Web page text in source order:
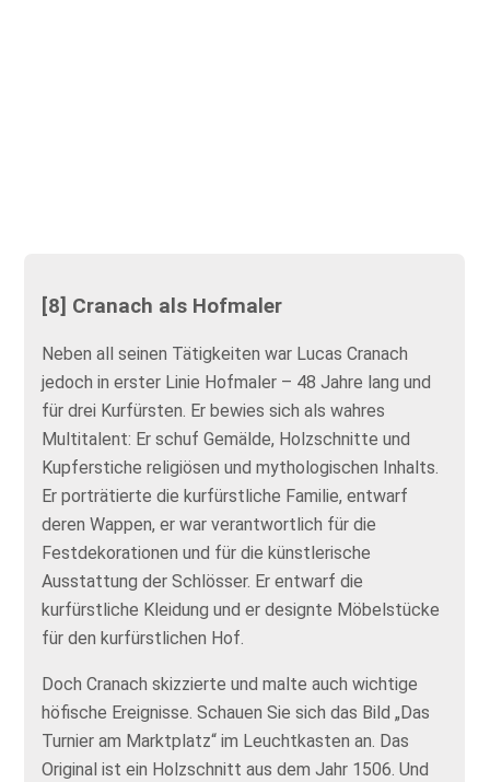
[8] Cranach als Hofmaler
Neben all seinen Tätigkeiten war Lucas Cranach
jedoch in erster Linie Hofmaler – 48 Jahre lang und
für drei Kurfürsten. Er bewies sich als wahres
Multitalent: Er schuf Gemälde, Holzschnitte und
Kupferstiche religiösen und mythologischen Inhalts.
Er porträtierte die kurfürstliche Familie, entwarf
deren Wappen, er war verantwortlich für die
Festdekorationen und für die künstlerische
Ausstattung der Schlösser. Er entwarf die
kurfürstliche Kleidung und er designte Möbelstücke
für den kurfürstlichen Hof.
Doch Cranach skizzierte und malte auch wichtige
höfische Ereignisse. Schauen Sie sich das Bild „Das
Turnier am Marktplatz“ im Leuchtkasten an. Das
Original ist ein Holzschnitt aus dem Jahr 1506. Und